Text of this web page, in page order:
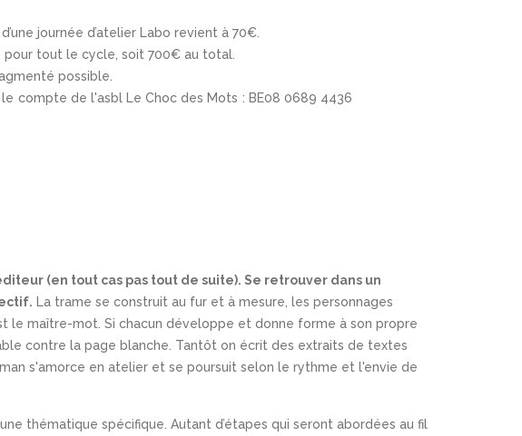
d’une journée d’atelier Labo revient à 70€.
pour tout le cycle, soit 700€ au total.
possible.
le compte de l'asbl Le Choc des Mots : BE08 0689 4436
(en tout cas pas tout de suite). Se retrouver dans un
La trame se construit au fur et à mesure, les personnages
le maître-mot. Si chacun développe et donne forme à son propre
contre la page blanche. Tantôt on écrit des extraits de textes
s'amorce en atelier et se poursuit selon le rythme et l'envie de
thématique spécifique. Autant d’étapes qui seront abordées au fil